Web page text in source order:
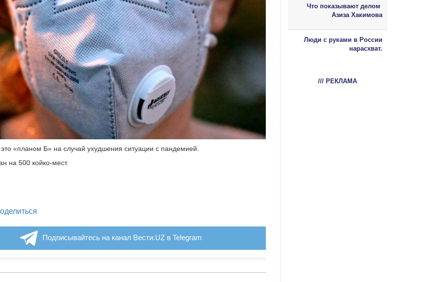
«планом Б» на случай ухудшения ситуации с пандемией.
на 500 койко-мест.
Подписывайтесь на канал Вести.UZ в Telegram
Что показывают делом
Азиза Хакимова
Люди с руками в России
нарасхват.
/// РЕКЛАМА